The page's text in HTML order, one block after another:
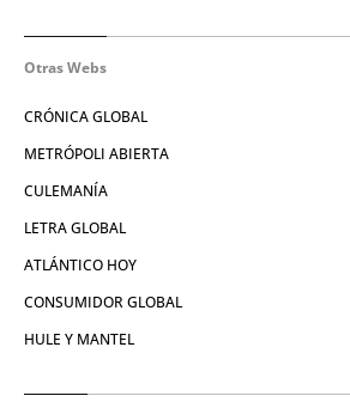
Otras Webs
CRÓNICA GLOBAL
METRÓPOLI ABIERTA
CULEMANÍA
LETRA GLOBAL
ATLÁNTICO HOY
CONSUMIDOR GLOBAL
HULE Y MANTEL